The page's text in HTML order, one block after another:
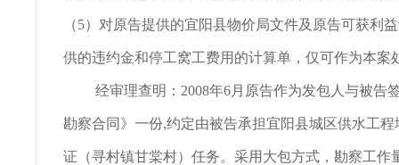
（5）对原告提供的宜阳县物价局文件及原告可获利
供的违约金和停工窝工费用的计算单，仅可作为本案
经审理查明：2008年6月原告作为发包人与被告
勘察合同》一份,约定由被告承担宜阳县城区供水工
证（寻村镇甘棠村）任务。采用大包方式，勘察工作